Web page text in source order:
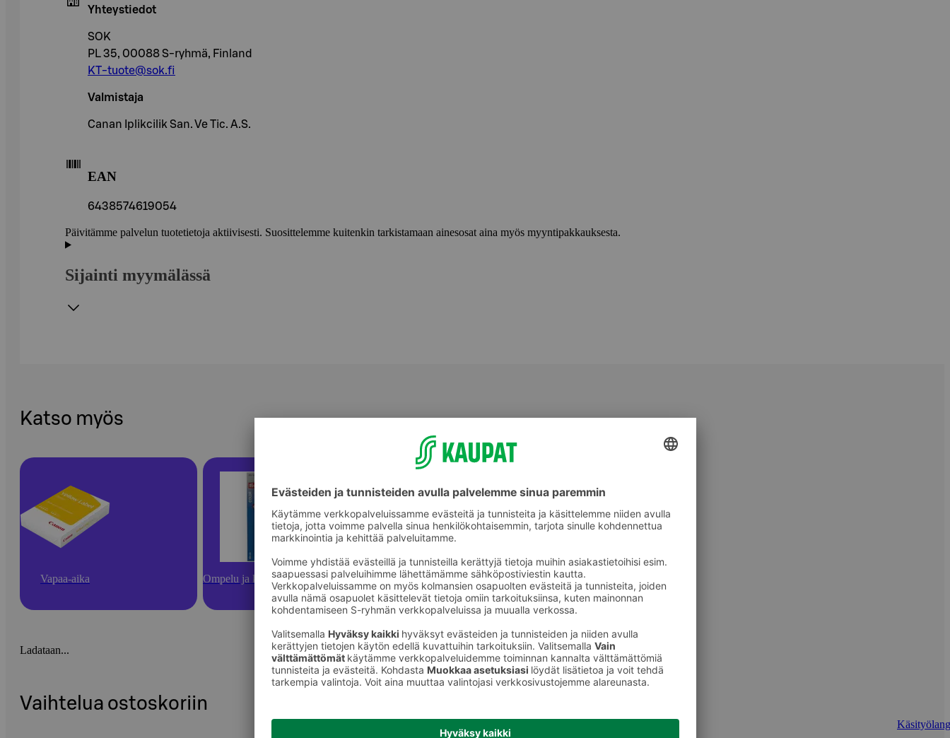
Yhteystiedot
SOK
PL 35, 00088 S-ryhmä, Finland
KT-tuote@sok.fi
Valmistaja
Canan Iplikcilik San. Ve Tic. A.S.
EAN
6438574619054
Päivitämme palvelun tuotetietoja aktiivisesti. Suosittelemme kuitenkin tarkistamaan ainesosat aina myös myyntipakkauksesta.
Sijainti myymälässä
Katso myös
Vapaa-aika Ompelu ja käsityötarvikkeet Käsityölangat
Ladataan...
Vaihtelua ostoskoriin